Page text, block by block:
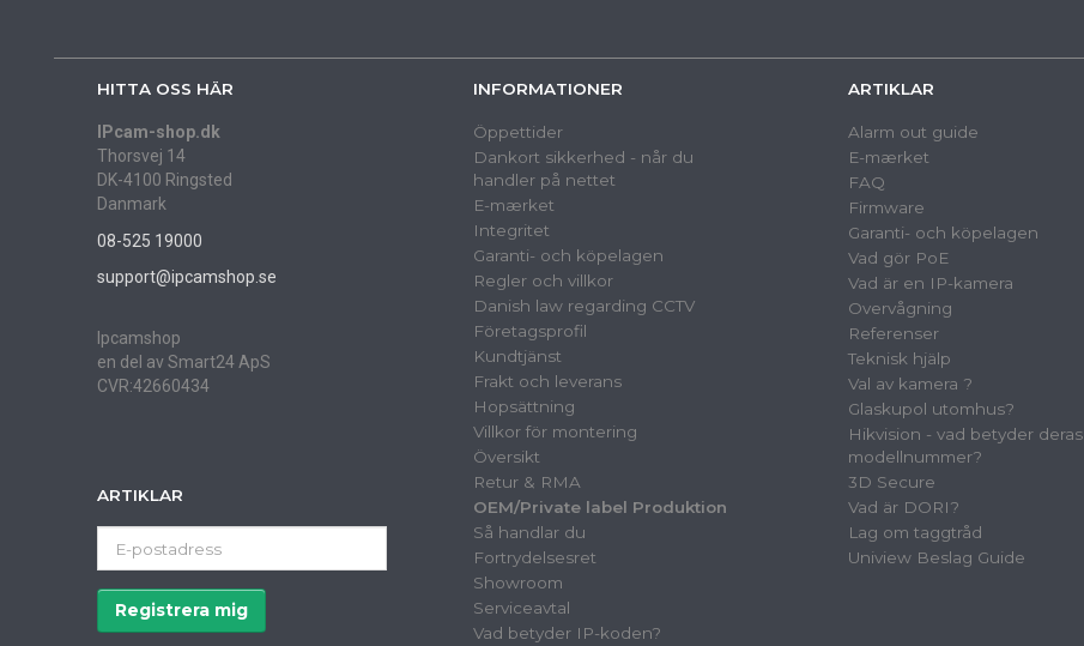
HITTA OSS HÄR
IPcam-shop.dk
Thorsvej 14
DK-4100 Ringsted
Danmark
08-525 19000
support@ipcamshop.se
Ipcamshop
en del av Smart24 ApS
CVR:42660434
ARTIKLAR
postadress
Registrera mig
INFORMATIONER
Öppettider
Dankort sikkerhed - når du
handler på nettet
E-mærket
Integritet
Garanti- och köpelagen
Regler och villkor
Danish law regarding CCTV
Företagsprofil
Kundtjänst
Frakt och leverans
Hopsättning
Villkor för montering
Översikt
Retur & RMA
OEM/Private label Produktion
Så handlar du
Fortrydelsesret
Showroom
Serviceavtal
Vad betyder IP-koden?
ARTIKLAR
Alarm out guide
E-mærket
FAQ
Firmware
Garanti- och köpelagen
Vad gör PoE
Vad är en IP-kamera
Overvågning
Referenser
Teknisk hjälp
Val av kamera ?
Glaskupol utomhus?
Hikvision - vad betyder deras
modellnummer?
3D Secure
Vad är DORI?
Lag om taggtråd
Uniview Beslag Guide